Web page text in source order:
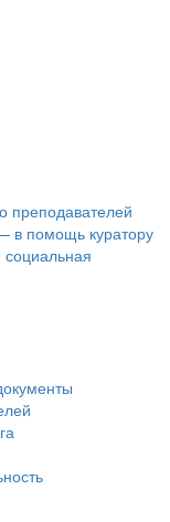
преподавателей
в помощь куратору
социальная